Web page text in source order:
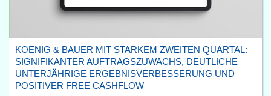
KOENIG & BAUER MIT STARKEM ZWEITEN QUARTAL:
SIGNIFIKANTER AUFTRAGSZUWACHS, DEUTLICHE
UNTERJÄHRIGE ERGEBNISVERBESSERUNG UND
POSITIVER FREE CASHFLOW